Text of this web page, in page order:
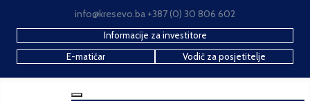
info@kresevo.ba +387 (0) 30 806 602
Informacije za investitore
E-matičar
Vodič za posjetitelje